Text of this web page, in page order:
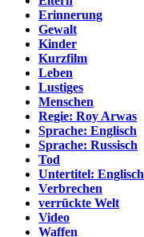
Erinnerung
Gewalt
Kinder
Kurzfilm
Leben
Lustiges
Menschen
Regie: Roy Arwas
Sprache: Englisch
Sprache: Russisch
Tod
Untertitel: Englisch
Verbrechen
verrückte Welt
Video
Waffen